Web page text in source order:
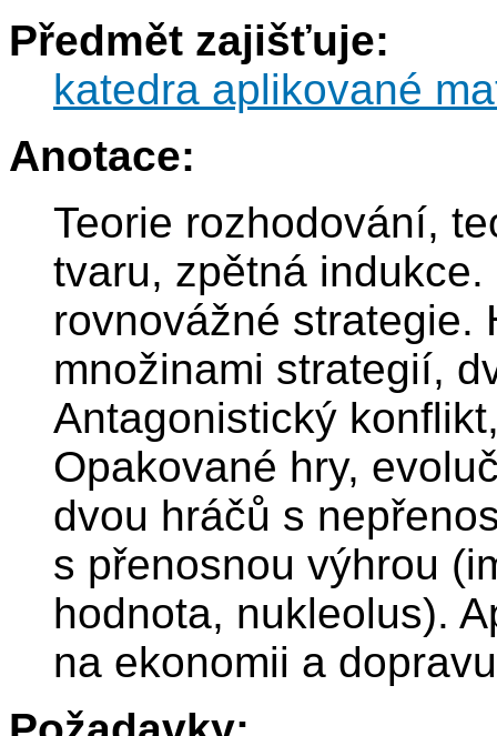
Předmět zajišťuje:
katedra aplikované
Anotace:
Teorie rozhodování,
tvaru, zpětná
rovnovážné strategie.
množinami strategií,
Antagonistický
Opakované hry,
dvou hráčů s
s přenosnou výhrou
hodnota, nukleolus).
na ekonomii a